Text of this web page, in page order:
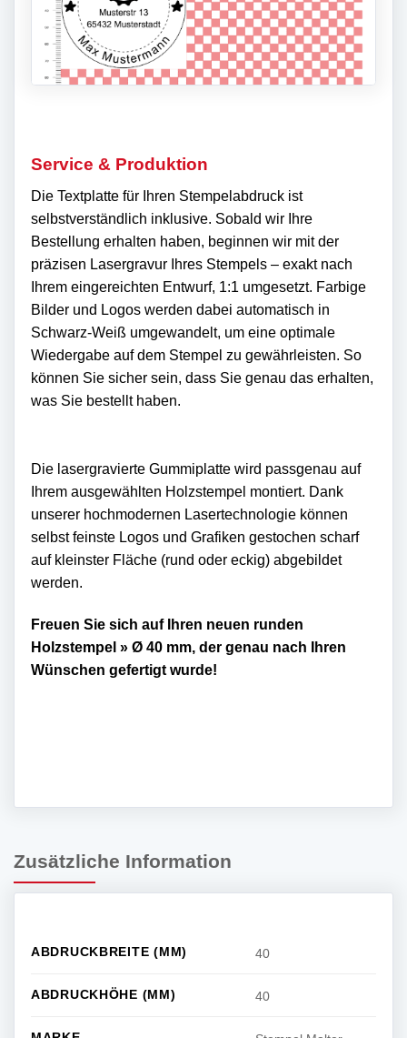
Service & Produktion
Die Textplatte für Ihren Stempelabdruck ist
selbstverständlich inklusive. Sobald wir Ihre
Bestellung erhalten haben, beginnen wir mit der
präzisen Lasergravur Ihres Stempels – exakt nach
Ihrem eingereichten Entwurf, 1:1 umgesetzt. Farbige
Bilder und Logos werden dabei automatisch in
Schwarz-Weiß umgewandelt, um eine optimale
Wiedergabe auf dem Stempel zu gewährleisten. So
können Sie sicher sein, dass Sie genau das erhalten,
was Sie bestellt haben.
Die lasergravierte Gummiplatte wird passgenau auf
Ihrem ausgewählten Holzstempel montiert. Dank
unserer hochmodernen Lasertechnologie können
selbst feinste Logos und Grafiken gestochen scharf
auf kleinster Fläche (rund oder eckig) abgebildet
werden.
Freuen Sie sich auf Ihren neuen runden
Holzstempel » Ø 40 mm, der genau nach Ihren
Wünschen gefertigt wurde!
Zusätzliche Information
ABDRUCKBREITE (MM) 40
ABDRUCKHÖHE (MM) 40